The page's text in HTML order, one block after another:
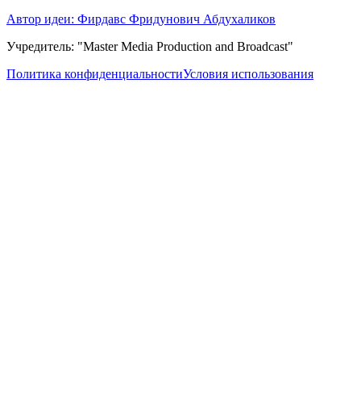
Автор идеи: Фирдавс Фридунович Абдухаликов
Учредитель: "Master Media Production and Broadcast"
Политика конфиденциальностиУсловия использования